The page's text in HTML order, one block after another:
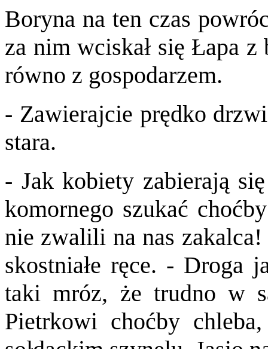
Boryna na ten czas
za nim wciskał się Łapa
równo z gospodarzem.
- Zawierajcie prędko
stara.
- Jak kobiety zabierają
komornego szukać
nie zwalili na nas
skostniałe ręce. - Droga
taki mróz, że trudno w
Pietrkowi choćby